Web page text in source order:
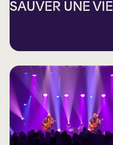
SAUVER UNE VIE